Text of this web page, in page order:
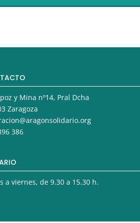
y Mina nº14, Pral Dcha
Zaragoza
386
a viernes, de 9.30 a 15.30 h.